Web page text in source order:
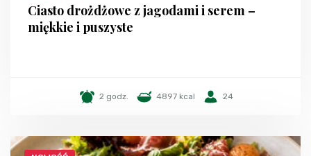
Ciasto drożdżowe z jagodami i serem –
miękkie i puszyste
2 godz. 4897 kcal 24